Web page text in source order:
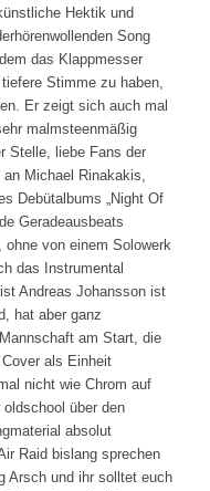
Hektik und
Song
das Klappmesser
Stimme zu haben,
Er zeigt sich auch mal
malmsteenmäßig
Stelle, liebe Fans der
Michael Rinakakis,
Debütalbums „Night Of
Geradeausbeats
von einem Solowerk
das Instrumental
Andreas Johansson ist
hat aber ganz
am Start, die
als Einheit
nicht wie Chrom auf
über den
absolut
Raid bislang sprechen
Arsch und ihr solltet euch